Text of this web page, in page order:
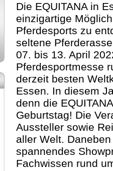
Die EQUITANA in
einzigartige
Pferdesports zu
seltene
07. bis 13. April
Pferdesportmesse
derzeit besten
Essen. In diesem
denn die
Geburtstag! Die
Aussteller sowie
aller Welt.
spannendes
Fachwissen rund